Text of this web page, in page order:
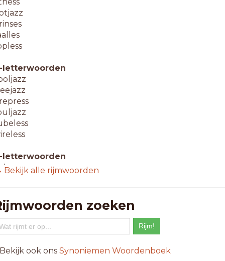
letterwoorden
letterwoorden
letterwoorden
Bekijk alle rijmwoorden
zoeken
ook ons Synoniemen Woordenboek